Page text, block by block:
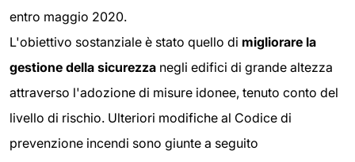
entro maggio 2020.
L'obiettivo sostanziale è stato quello di migliorare la
gestione della sicurezza negli edifici di grande altezza
attraverso l'adozione di misure idonee, tenuto conto del
livello di rischio. Ulteriori modifiche al Codice di
prevenzione incendi sono giunte a seguito